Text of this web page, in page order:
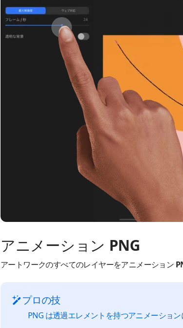
アニメーション PNG
アートワークのすべてのレイヤーをアニメーション
プロの技
PNG は透過エレメントを持つアニメーション